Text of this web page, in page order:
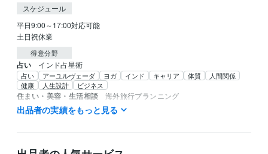
スケジュール
平日9:00～17:00対応可能
土日祝休業
得意分野
占い インド占星術
占い アーユルヴェーダ ヨガ インド キャリア 体質
人間関係
健康
人生設計 ビジネス
住まい・美容・生活相談 海外旅行プランニング
旅行 お出掛けの相談 アーユルヴェーダ
出品者の実績をもっと見る